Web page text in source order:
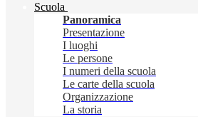
Scuola
Panoramica
Presentazione
I luoghi
Le persone
I numeri della scuola
Le carte della scuola
Organizzazione
La storia